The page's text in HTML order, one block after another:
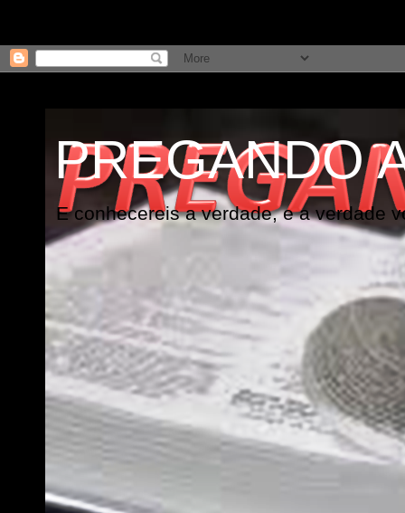
PREGANDO
E conhecereis a verdade, e a verdade